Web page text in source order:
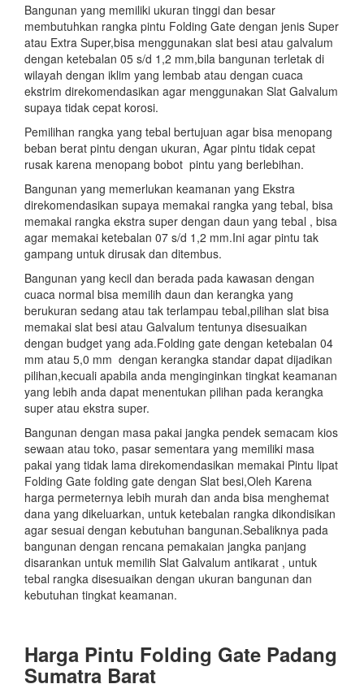
Bangunan yang memiliki ukuran tinggi dan besar
membutuhkan rangka pintu Folding Gate dengan jenis Super
atau Extra Super,bisa menggunakan slat besi atau galvalum
dengan ketebalan 05 s/d 1,2 mm,bila bangunan terletak di
wilayah dengan iklim yang lembab atau dengan cuaca
ekstrim direkomendasikan agar menggunakan Slat Galvalum
supaya tidak cepat korosi.
Pemilihan rangka yang tebal bertujuan agar bisa menopang
beban berat pintu dengan ukuran, Agar pintu tidak cepat
rusak karena menopang bobot pintu yang berlebihan.
Bangunan yang memerlukan keamanan yang Ekstra
direkomendasikan supaya memakai rangka yang tebal, bisa
memakai rangka ekstra super dengan daun yang tebal , bisa
agar memakai ketebalan 07 s/d 1,2 mm.Ini agar pintu tak
gampang untuk dirusak dan ditembus.
Bangunan yang kecil dan berada pada kawasan dengan
cuaca normal bisa memilih daun dan kerangka yang
berukuran sedang atau tak terlampau tebal,pilihan slat bisa
memakai slat besi atau Galvalum tentunya disesuaikan
dengan budget yang ada.Folding gate dengan ketebalan 04
mm atau 5,0 mm dengan kerangka standar dapat dijadikan
pilihan,kecuali apabila anda menginginkan tingkat keamanan
yang lebih anda dapat menentukan pilihan pada kerangka
super atau ekstra super.
Bangunan dengan masa pakai jangka pendek semacam kios
sewaan atau toko, pasar sementara yang memiliki masa
pakai yang tidak lama direkomendasikan memakai Pintu lipat
Folding Gate folding gate dengan Slat besi,Oleh Karena
harga permeternya lebih murah dan anda bisa menghemat
dana yang dikeluarkan, untuk ketebalan rangka dikondisikan
agar sesuai dengan kebutuhan bangunan.Sebaliknya pada
bangunan dengan rencana pemakaian jangka panjang
disarankan untuk memilih Slat Galvalum antikarat , untuk
tebal rangka disesuaikan dengan ukuran bangunan dan
kebutuhan tingkat keamanan.
Harga Pintu Folding Gate Padang
Sumatra Barat